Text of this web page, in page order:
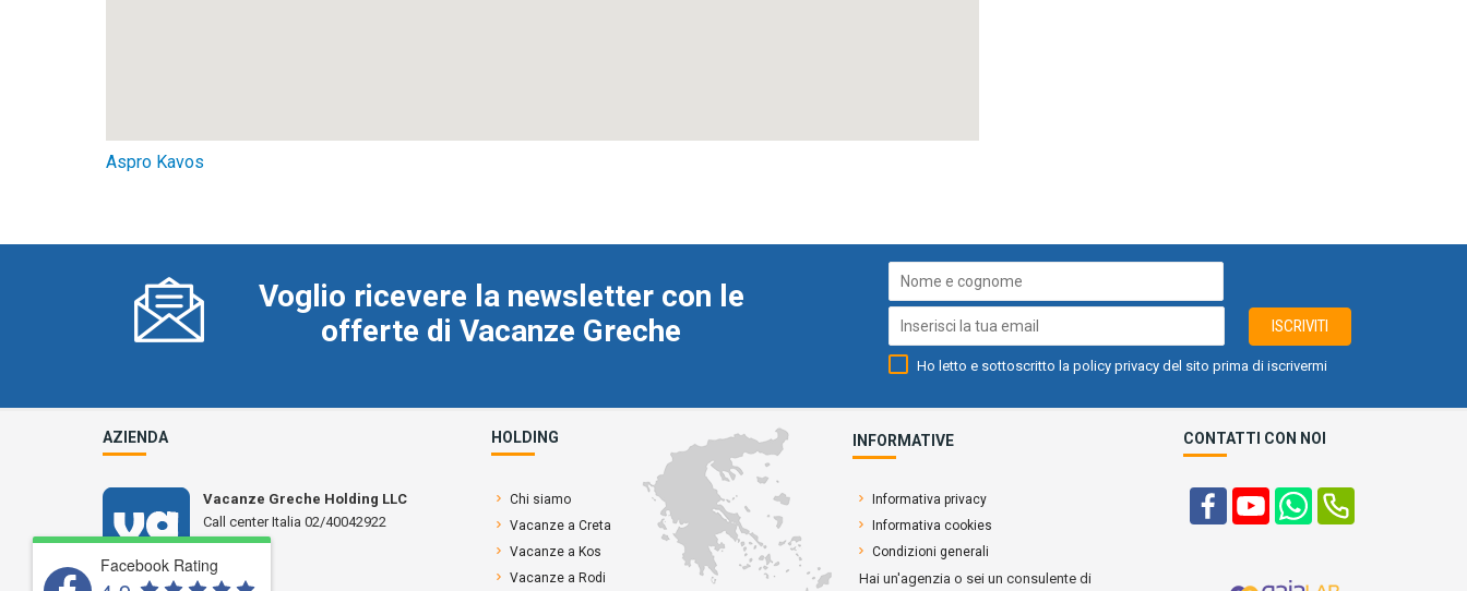
Aspro Kavos
ISCRIVITI
Ho letto e sottoscritto la policy privacy del sito prima di iscrivermi
Voglio ricevere la newsletter con le
offerte di Vacanze Greche
AZIENDA HOLDING CONTATTI CON NOI
INFORMATIVE
Vacanze Greche Holding LLC
Call center Italia 02/40042922
N° L 17359
Chi siamo
Vacanze a Creta
Vacanze a Kos
Vacanze a Rodi
Informativa privacy
Informativa cookies
Condizioni generali
Hai un'agenzia o sei un consulente di
Facebook Rating